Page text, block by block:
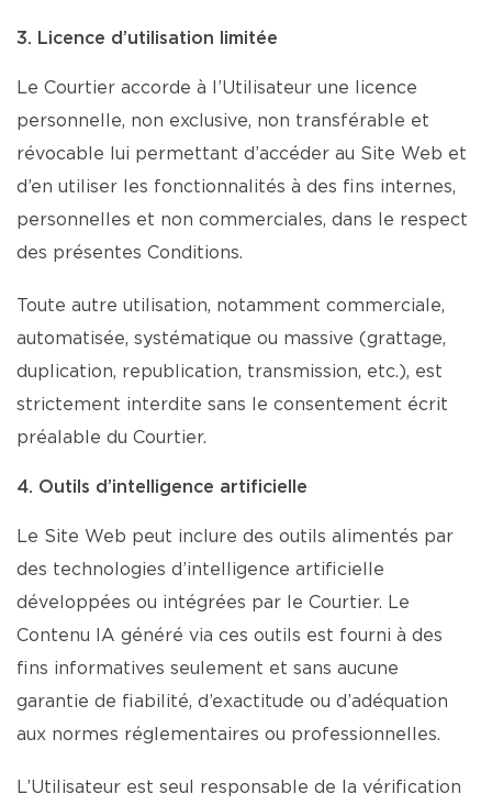
3. Licence d’utilisation limitée
Le Courtier accorde à l’Utilisateur une licence
personnelle, non exclusive, non transférable et
révocable lui permettant d’accéder au Site Web et
d’en utiliser les fonctionnalités à des fins internes,
personnelles et non commerciales, dans le respect
des présentes Conditions.
Toute autre utilisation, notamment commerciale,
automatisée, systématique ou massive (grattage,
duplication, republication, transmission, etc.), est
strictement interdite sans le consentement écrit
préalable du Courtier.
4. Outils d’intelligence artificielle
Le Site Web peut inclure des outils alimentés par
des technologies d’intelligence artificielle
développées ou intégrées par le Courtier. Le
Contenu IA généré via ces outils est fourni à des
fins informatives seulement et sans aucune
garantie de fiabilité, d’exactitude ou d’adéquation
aux normes réglementaires ou professionnelles.
L’Utilisateur est seul responsable de la vérification